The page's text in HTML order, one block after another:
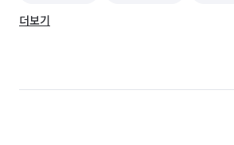
경기 남양주시
경기 시흥시 경기 안산시 단원구
더보기